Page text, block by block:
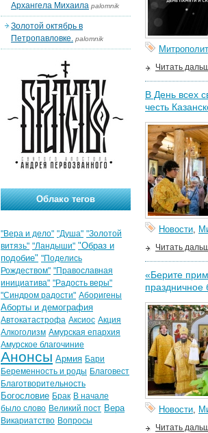
Митрополит
Читать
В День всех
честь
Новости,
Читать
«Берите
праздничное
Новости,
Читать
Архангела Михаила palomnik
Золотой октябрь в
Петропавловке. palomnik
Облако тегов
"Вера и дело" "Душа" "Золотой
витязь" "Ландыши" "Образ и
подобие" "Поделись
Рождеством" "Православная
инициатива" "Радость веры"
"Синдром радости" Аборигены
Аборты и демография
Автокатастрофа Аксиос Акция
Алкоголизм Амурская епархия
Амурское благочиние
Анонсы Армия Бари
Беременность и роды Благовест
Благотворительность
Богословие Брак В начале
было слово Великий пост Вера
Викариатство Вопросы